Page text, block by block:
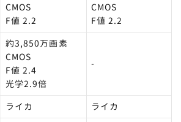
CMOS
F値 2.2
CMOS
F値 2.2
約3,850万画素
CMOS
F値 2.4
光学2.9倍
-
ライカ
ライカ